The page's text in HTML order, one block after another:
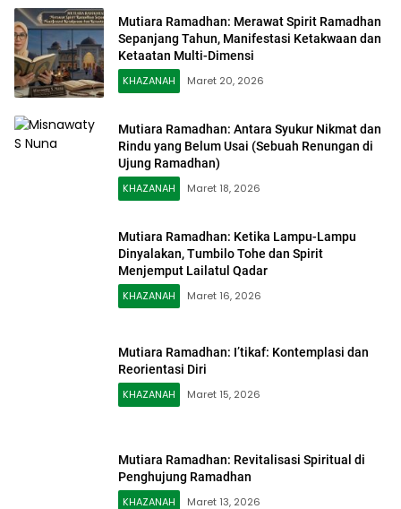
Mutiara Ramadhan: Merawat Spirit Ramadhan
Sepanjang Tahun, Manifestasi Ketakwaan dan
Ketaatan Multi-Dimensi
KHAZANAH
Maret 20, 2026
Mutiara Ramadhan: Antara Syukur Nikmat dan
Rindu yang Belum Usai (Sebuah Renungan di
Ujung Ramadhan)
KHAZANAH
Maret 18, 2026
Mutiara Ramadhan: Ketika Lampu-Lampu
Dinyalakan, Tumbilo Tohe dan Spirit
Menjemput Lailatul Qadar
KHAZANAH
Maret 16, 2026
Mutiara Ramadhan: I’tikaf: Kontemplasi dan
Reorientasi Diri
KHAZANAH
Maret 15, 2026
Mutiara Ramadhan: Revitalisasi Spiritual di
Penghujung Ramadhan
KHAZANAH
Maret 13, 2026